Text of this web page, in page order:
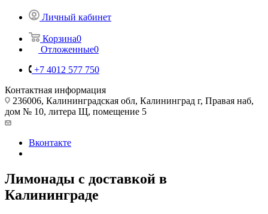
Личный кабинет
Корзина0
Отложенные0
+7 4012 577 750
Контактная информация
236006, Калининградская обл, Калининград г, Правая наб,
дом № 10, литера Щ, помещение 5
Вконтакте
Лимонады с доставкой в
Калининграде